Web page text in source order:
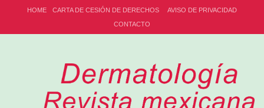
HOME CARTA DE CESIÓN DE DERECHOS
AVISO DE PRIVACIDAD
CONTACTO